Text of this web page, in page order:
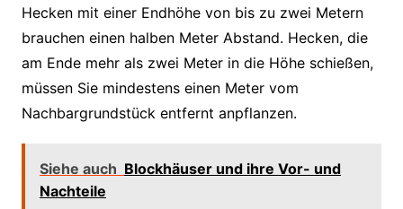
Hecken mit einer Endhöhe von bis zu zwei Metern
brauchen einen halben Meter Abstand. Hecken, die
am Ende mehr als zwei Meter in die Höhe schießen,
müssen Sie mindestens einen Meter vom
Nachbargrundstück entfernt anpflanzen.
Siehe auch Blockhäuser und ihre Vor- und
Nachteile